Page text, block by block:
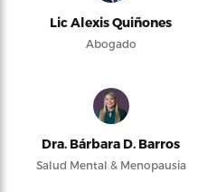
Lic Alexis Quiñones
Abogado
Dra. Bárbara D. Barros
Salud Mental & Menopausia